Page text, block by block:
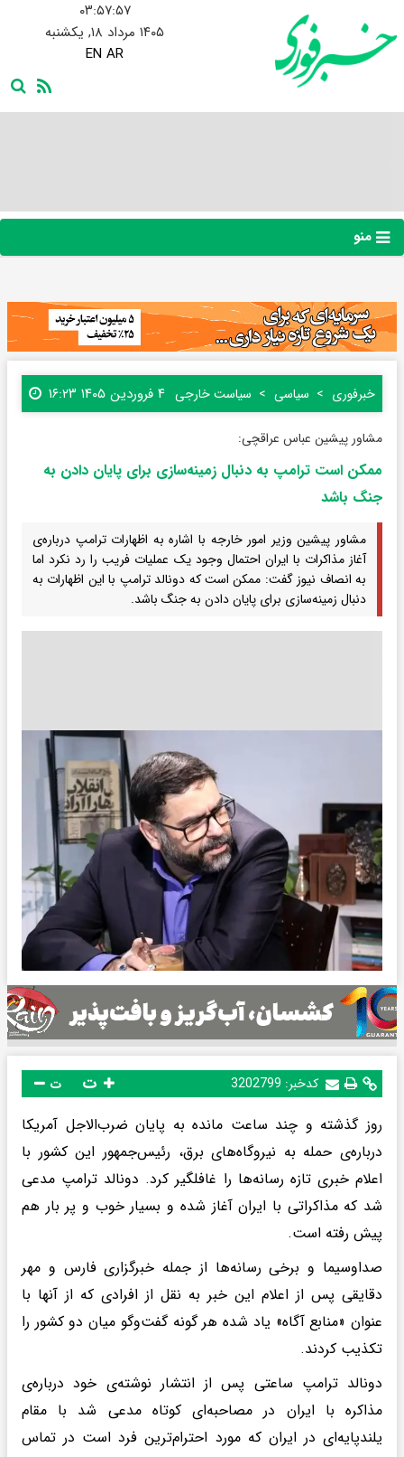
۰۳:۵۷:۵۸
۱۴۰۵ مرداد ۱۸, یکشنبه
EN AR
منو
خبرفوری سیاسی سیاست خارجی ۴ فروردین ۱۴۰۵ ۱۶:۲۳
مشاور پیشین عباس عراقچی:
ممکن است ترامپ به دنبال زمینه‌سازی برای پایان دادن به
جنگ باشد
مشاور پیشین وزیر امور خارجه با اشاره به اظهارات ترامپ درباره‌ی
آغاز مذاکرات با ایران احتمال وجود یک عملیات فریب را رد نکرد اما
به انصاف نیوز گفت: ممکن است که دونالد ترامپ‌ با این اظهارات به
دنبال زمینه‌سازی برای پایان دادن به جنگ باشد.
کدخبر: 3202799 ت
روز گذشته و چند ساعت مانده به پایان ضرب‌الاجل آمریکا
درباره‌ی حمله به نیروگاه‌های برق، رئیس‌جمهور این کشور با
اعلام خبری تازه رسانه‌ها را غافلگیر کرد. دونالد ترامپ مدعی
شد که مذاکراتی با ایران آغاز شده و بسیار خوب و پر بار هم‌
پیش رفته است.
صداوسیما و برخی رسانه‌ها از جمله خبرگزاری فارس و مهر
دقایقی پس از اعلام این خبر به نقل از افرادی که از آنها با
عنوان «منابع آگاه» یاد شده هر گونه گفت‌وگو میان دو کشور را
تکذیب کردند.
دونالد ترامپ ساعتی پس از انتشار نوشته‌ی خود درباره‌ی
مذاکره با ایران در مصاحبه‌ای کوتاه مدعی شد با مقام
یلندپایه‌ای در ایران که مورد احترام‌ترین فرد است در تماس